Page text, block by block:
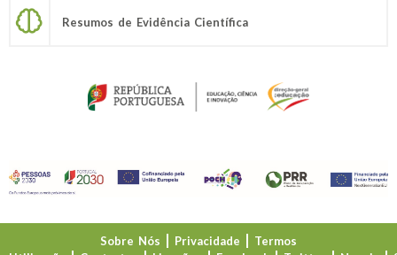
Resumos de Evidência Científica
Sobre Nós Privacidade
Termos